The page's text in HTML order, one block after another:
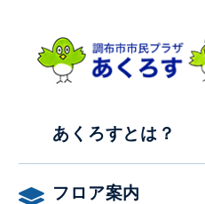
あくろすとは？
フロア案内